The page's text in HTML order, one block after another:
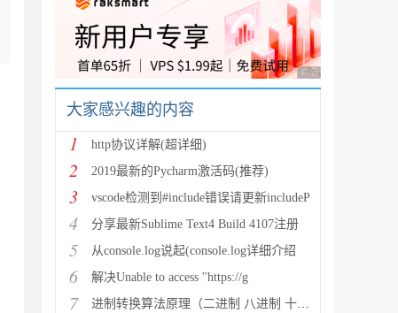
广告 商业广告，理性
大家感兴趣的内容
1 http协议详解(超详细)
2 2019最新的Pycharm激活码(推荐)
3 vscode检测到#include错误请更新includeP
4 分享最新Sublime Text4 Build 4107注册
5 从console.log说起(console.log详细介绍
6 解决Unable to access ''https://g
7 进制转换算法原理（二进制 八进制 十进制 十六进制）